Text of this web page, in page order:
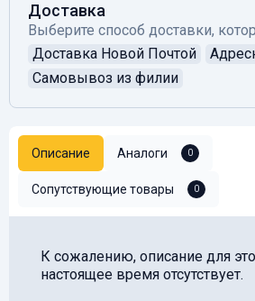
Доставка
Выберите способ доставки,
Доставка Новой Почтой
Самовывоз из филии
Описание Аналоги 0
Сопутствующие товары 0
К сожалению, описание для
настоящее время отсутствует.